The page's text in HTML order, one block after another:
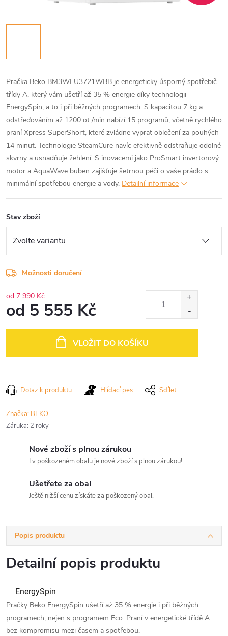
Pračka Beko BM3WFU3721WBB je energeticky úsporný spotřebič
třídy A, který vám ušetří až 35 % energie díky technologii
EnergySpin, a to i při běžných programech. S kapacitou 7 kg a
odstřeďováním až 1200 ot./min nabízí 15 programů, včetně rychlého
praní Xpress SuperShort, které zvládne vyprat oblečení za pouhých
14 minut. Technologie SteamCure navíc efektivně odstraňuje odolné
skvrny a usnadňuje žehlení. S inovacemi jako ProSmart invertorový
motor a AquaWave buben zajišťuje šetrnou péči o vaše prádlo s
minimální spotřebou energie a vody. Detailní informace
Stav zboží
Možnosti doručení
od 7 990 Kč
od 5 555 Kč
VLOŽIT DO KOŠÍKU
Dotaz k produktu Hlídací pes Sdílet
Značka: BEKO
Záruka: 2 roky
Nové zboží s plnou zárukou
I v poškozeném obalu je nové zboží s plnou zárukou!
Ušetřete za obal
Ještě nižší cenu získáte za poškozený obal.
Popis produktu
Detailní popis produktu
EnergySpin
Pračky Beko EnergySpin ušetří až 35 % energie i při běžných
programech, nejen s programem Eco. Praní v energetické třídě A
bez kompromisu mezi časem a spotřebou.